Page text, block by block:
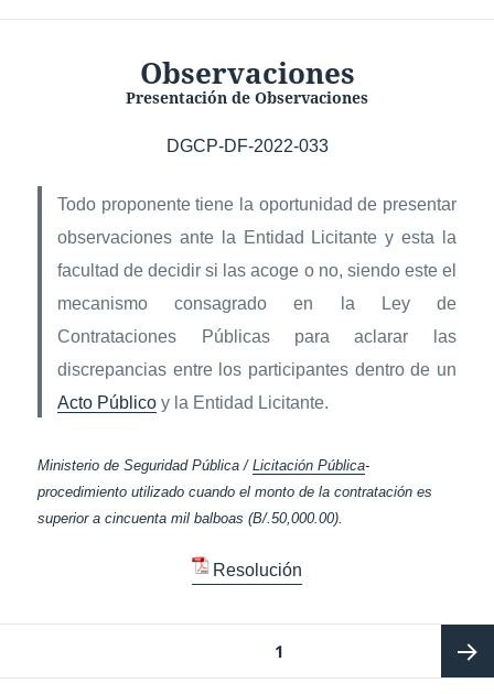
Observaciones
Presentación de Observaciones
DGCP-DF-2022-033
Todo proponente tiene la oportunidad de presentar
observaciones ante la Entidad Licitante y esta la
facultad de decidir si las acoge o no, siendo este el
mecanismo consagrado en la Ley de
Contrataciones Públicas para aclarar las
discrepancias entre los participantes dentro de un
Acto Público y la Entidad Licitante.
Ministerio de Seguridad Pública /Licitación Pública-
procedimiento utilizado cuando el monto de la contratación es
superior a cincuenta mil balboas (B/.50,000.00).
Resolución
1